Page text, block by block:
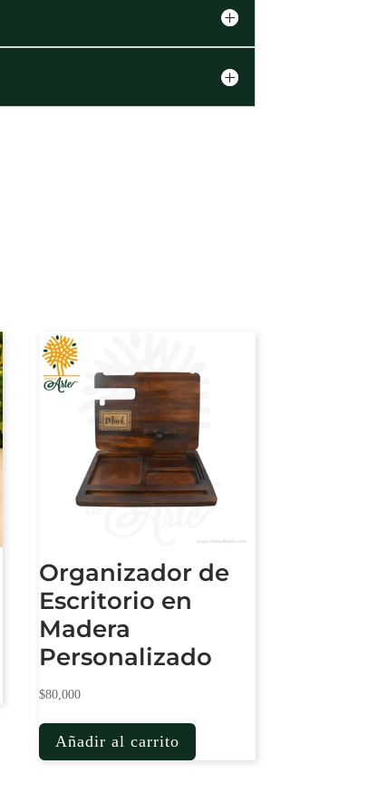
Organizador de
Escritorio en
Madera
Personalizado
$80,000
Añadir al carrito